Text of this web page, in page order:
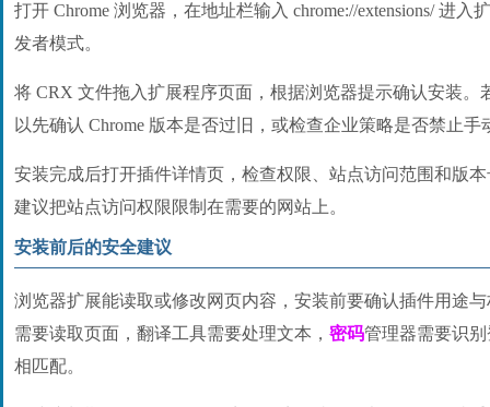
打开 Chrome 浏览器，在地址栏输入 chrome://extensions/ 进
发者模式。
将 CRX 文件拖入扩展程序页面，根据浏览器提示确认安装。
以先确认 Chrome 版本是否过旧，或检查企业策略是否禁止手
安装完成后打开插件详情页，检查权限、站点访问范围和版
建议把站点访问权限限制在需要的网站上。
安装前后的安全建议
浏览器扩展能读取或修改网页内容，安装前要确认插件用途
需要读取页面，翻译工具需要处理文本， 密码管理器需要识
相匹配。